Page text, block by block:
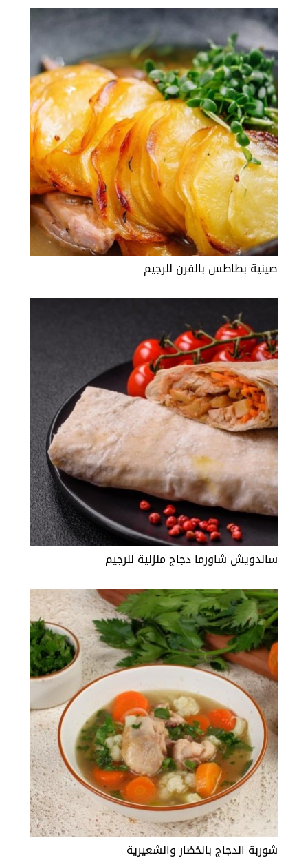
صينية بطاطس بالفرن للرجيم
ساندويش شاورما دجاج منزلية للرجيم
شوربة الدجاج بالخضار والشعيرية